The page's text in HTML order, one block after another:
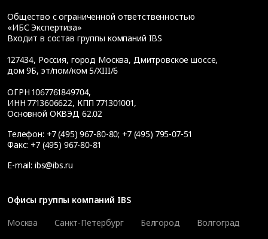
Общество с ограниченной ответственностью
«ИБС Экспертиза»
Входит в состав группы компаний IBS
127434, Россия, город Москва, Дмитровское шоссе,
дом 9Б, эт/пом/ком 5/XIII/6
ОГРН 1067761849704,
ИНН 7713606622, КПП 771301001,
Основной ОКВЭД 62.02
Телефон: +7 (495) 967-80-80; +7 (495) 795-07-51
Факс: +7 (495) 967-80-81
E-mail: ibs@ibs.ru
Офисы группы компаний IBS
Москва
Санкт-Петербург Белгород
Волгоград